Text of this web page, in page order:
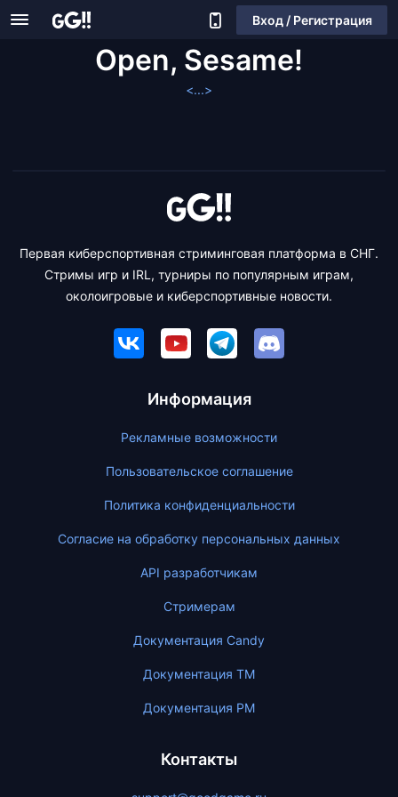
Вход / Регистрация
Open, Sesame!
<...>
Первая киберспортивная стриминговая платформа в СНГ.
Стримы игр и IRL, турниры по популярным играм,
околоигровые и киберспортивные новости.
Информация
Рекламные возможности
Пользовательское соглашение
Политика конфиденциальности
Согласие на обработку персональных данных
API разработчикам
Стримерам
Документация Candy
Документация ТМ
Документация PM
Контакты